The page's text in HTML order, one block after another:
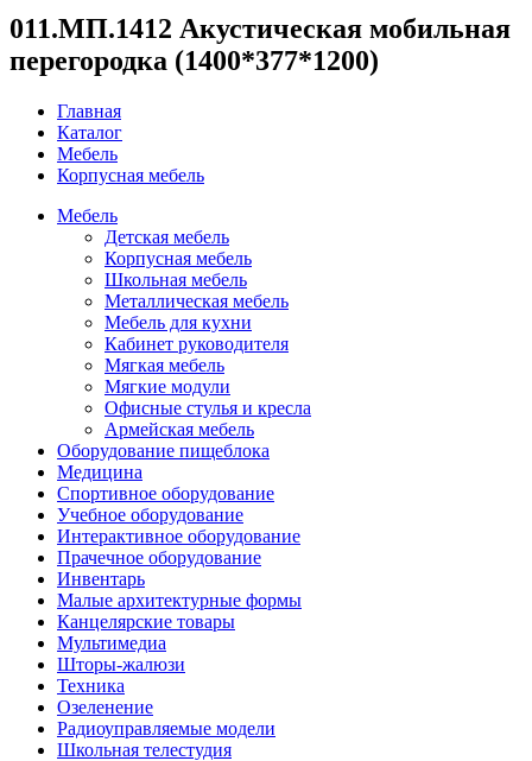
011.МП.1412 Акустическая мобильная
перегородка (1400*377*1200)
Главная
Каталог
Мебель
Корпусная мебель
Мебель
Детская мебель
Корпусная мебель
Школьная мебель
Металлическая мебель
Мебель для кухни
Кабинет руководителя
Мягкая мебель
Мягкие модули
Офисные стулья и кресла
Армейская мебель
Оборудование пищеблока
Медицина
Спортивное оборудование
Учебное оборудование
Интерактивное оборудование
Прачечное оборудование
Инвентарь
Малые архитектурные формы
Канцелярские товары
Мультимедиа
Шторы-жалюзи
Техника
Озеленение
Радиоуправляемые модели
Школьная телестудия